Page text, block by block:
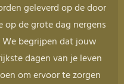
geleverd op de door
de grote dag nergens
begrijpen dat jouw
dagen van je leven
om ervoor te zorgen